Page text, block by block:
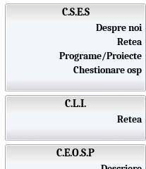
C.S.E.S
Despre noi
Retea
Programe/Proiecte
Chestionare osp
C.L.I.
Retea
C.E.O.S.P